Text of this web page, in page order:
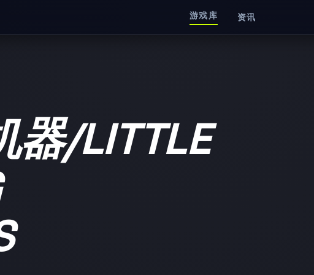
游戏库 资讯
器/LITTLE